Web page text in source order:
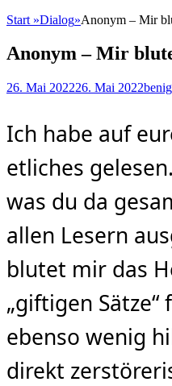
Start »Dialog»Anonym – Mir
Anonym – Mir
Posted
26. Mai 202226. Mai 2022Autor
Ich habe auf
etliches
was du da
allen Lesern
blutet mir das
„giftigen
ebenso wenig
direkt